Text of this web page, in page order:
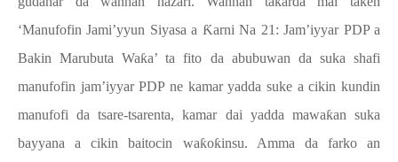
‘Manufofin Jami’yyun Siyasa a Ƙarni Na 21: Jam’iyyar PDP a
Bakin Marubuta Waƙa’ ta fito da abubuwan da suka shafi
manufofin jam’iyyar PDP ne kamar yadda suke a cikin kundin
manufofi da tsare-tsarenta, kamar dai yadda mawaƙan suka
bayyana a cikin baitocin waƙoƙinsu. Amma da farko an